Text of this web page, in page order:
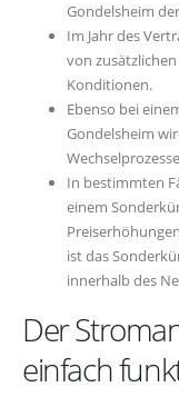
Gondelsheim
Im Jahr des
von
Konditionen.
Ebenso bei
Gondelsheim
In bestimmten
einem
ist das
innerhalb des
Der
einfach